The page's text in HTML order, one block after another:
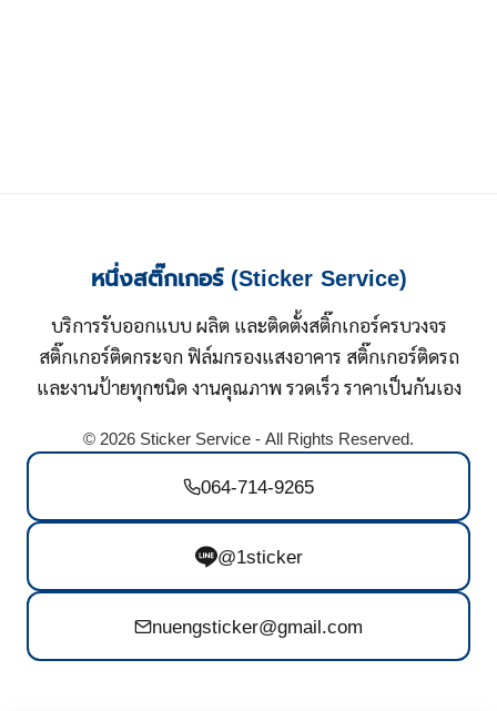
หนึ่งสติ๊กเกอร์ (Sticker Service)
บริการรับออกแบบ ผลิต และติดตั้งสติ๊กเกอร์ครบวงจร
สติ๊กเกอร์ติดกระจก ฟิล์มกรองแสงอาคาร สติ๊กเกอร์ติดรถ
และงานป้ายทุกชนิด งานคุณภาพ รวดเร็ว ราคาเป็นกันเอง
© 2026 Sticker Service - All Rights Reserved.
064-714-9265
@1sticker
nuengsticker@gmail.com